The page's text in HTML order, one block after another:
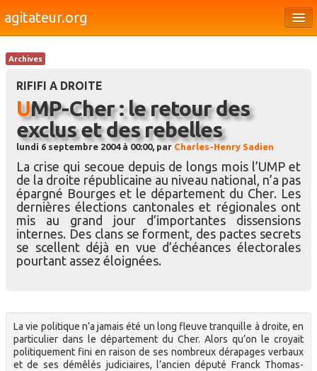
agitateur.org
Culture
Médias
Dossiers
Brèves
Archives
RIFIFI A DROITE
UMP-Cher : le retour des
exclus et des rebelles
lundi 6 septembre 2004 à 00:00, par Charles-Henry Sadien
La crise qui secoue depuis de longs mois l’UMP et
de la droite républicaine au niveau national, n’a pas
épargné Bourges et le département du Cher. Les
dernières élections cantonales et régionales ont
mis au grand jour d’importantes dissensions
internes. Des clans se forment, des pactes secrets
se scellent déjà en vue d’échéances électorales
pourtant assez éloignées.
La vie politique n’a jamais été un long fleuve tranquille à droite, en
particulier dans le département du Cher. Alors qu’on le croyait
politiquement fini en raison de ses nombreux dérapages verbaux
et de ses démêlés judiciaires, l’ancien député Franck Thomas-